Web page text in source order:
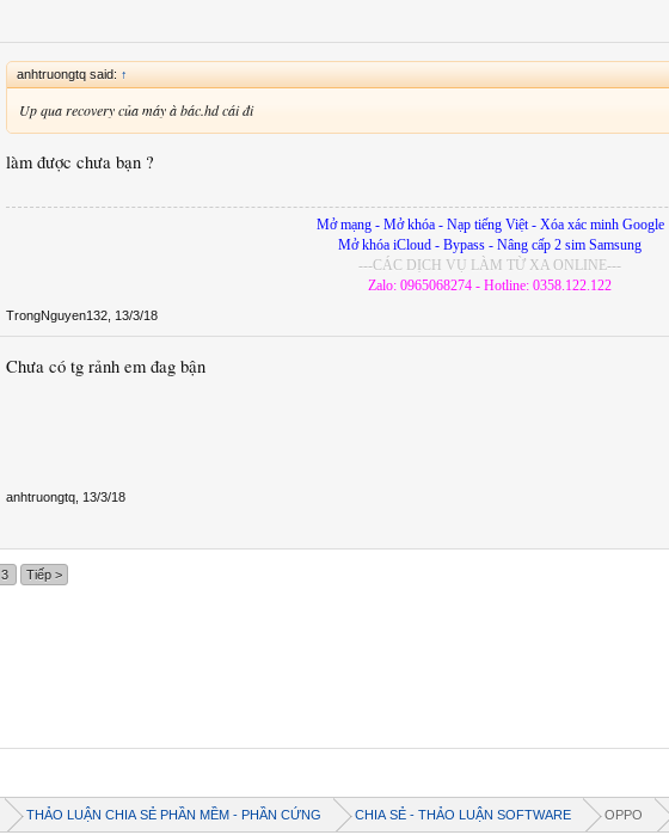
anhtruongtq said: ↑
Up qua recovery của máy à bác.hd cái đi
làm được chưa bạn ?
Mở mạng - Mở khóa - Nạp tiếng Việt - Xóa xác minh Google
Mở khóa iCloud - Bypass - Nâng cấp 2 sim Samsung
---CÁC DỊCH VỤ LÀM TỪ XA ONLINE---
Zalo: 0965068274 - Hotline: 0358.122.122
TrongNguyen132 13/3/18
Chưa có tg rảnh em đag bận
anhtruongtq 13/3/18
3 Tiếp >
THẢO LUẬN CHIA SẺ PHẦN MỀM - PHẦN CỨNG CHIA SẺ - THẢO LUẬN SOFTWARE OPPO